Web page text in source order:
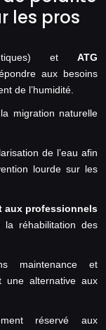
les pros
etATG
aux besoins
de l’humidité.
migration naturelle
de l’eau afin
lourde sur les
aux professionnels
réhabilitation des
maintenance et
une alternative aux
réservé aux